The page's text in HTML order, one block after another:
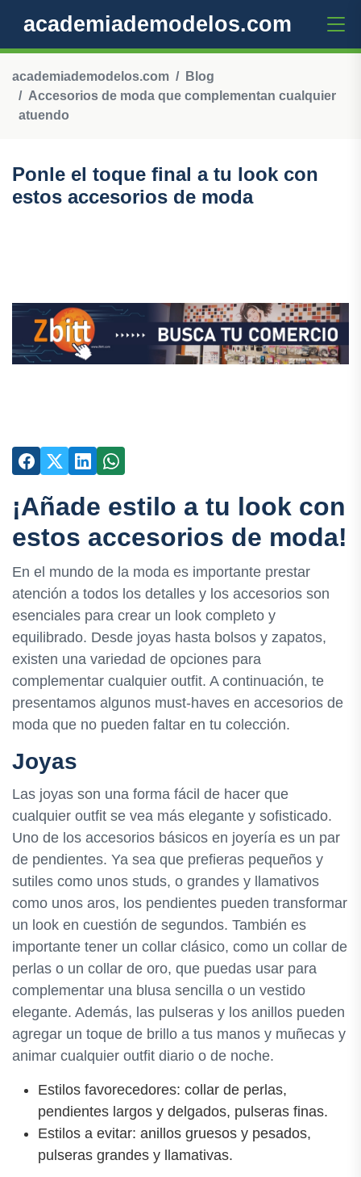
academiademodelos.com
academiademodelos.com
Blog
Accesorios de moda que complementan cualquier
atuendo
Ponle el toque final a tu look con
estos accesorios de moda
¡Añade estilo a tu look con
estos accesorios de moda!
En el mundo de la moda es importante prestar
atención a todos los detalles y los accesorios son
esenciales para crear un look completo y
equilibrado. Desde joyas hasta bolsos y zapatos,
existen una variedad de opciones para
complementar cualquier outfit. A continuación, te
presentamos algunos must-haves en accesorios de
moda que no pueden faltar en tu colección.
Joyas
Las joyas son una forma fácil de hacer que
cualquier outfit se vea más elegante y sofisticado.
Uno de los accesorios básicos en joyería es un par
de pendientes. Ya sea que prefieras pequeños y
sutiles como unos studs, o grandes y llamativos
como unos aros, los pendientes pueden transformar
un look en cuestión de segundos. También es
importante tener un collar clásico, como un collar de
perlas o un collar de oro, que puedas usar para
complementar una blusa sencilla o un vestido
elegante. Además, las pulseras y los anillos pueden
agregar un toque de brillo a tus manos y muñecas y
animar cualquier outfit diario o de noche.
Estilos favorecedores: collar de perlas,
pendientes largos y delgados, pulseras finas.
Estilos a evitar: anillos gruesos y pesados,
pulseras grandes y llamativas.